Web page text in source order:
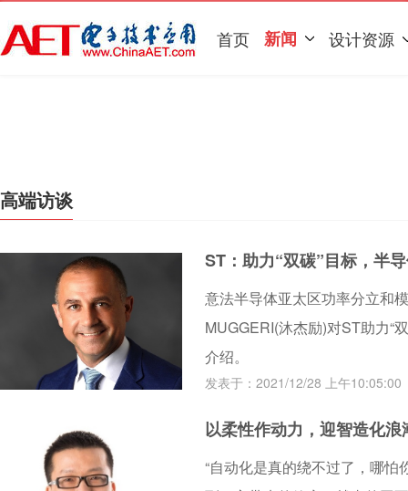
首页 新闻 设计资源
高端访谈
ST：助力“双碳”目标，半
意法半导体亚太区功率分立和
MUGGERI(沐杰励)对ST助力“
介绍。
发表于：2021/12/28 上午10:05:00
以柔性作动力，迎智造化浪
“自动化是真的绕不过了，哪